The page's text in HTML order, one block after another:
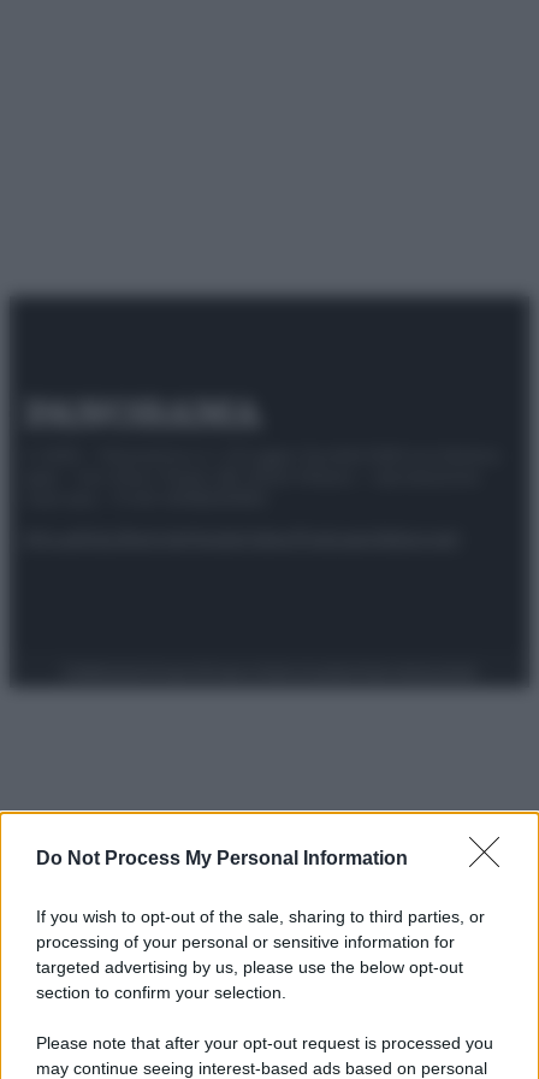
Do Not Process My Personal Information
If you wish to opt-out of the sale, sharing to third parties, or
processing of your personal or sensitive information for
targeted advertising by us, please use the below opt-out
section to confirm your selection.
Please note that after your opt-out request is processed you
may continue seeing interest-based ads based on personal